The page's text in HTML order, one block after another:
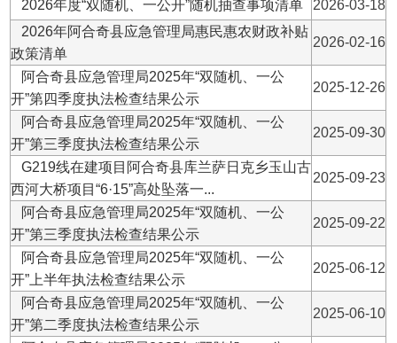
G219线在建项目阿合奇县库兰萨日克乡玉山古
西河大桥项目“6·15”高处坠落一...
2025-09-23
阿合奇县应急管理局2025年“双随机、一公
开”第三季度执法检查结果公示
阿合奇县应急管理局2025年“双随机、一公
开”上半年执法检查结果公示
阿合奇县应急管理局2025年“双随机、一公
开”第二季度执法检查结果公示
2025-06-10
阿合奇县应急管理局2025年“双随机、一公
开”第一季度执法检查结果公示
2025-04-07
阿合奇县应急管理局2025年“双随机、一公
开”执法计划
2025-02-14
阿合奇县应急管理局2025年“双随机、一公
开”随机抽查事项清单
2025-01-02
阿合奇县应急管理局2024年第四季度执法检查
情况
2024-12-27
阿合奇县应急管理局11月份行政执法情况
2024-11-01